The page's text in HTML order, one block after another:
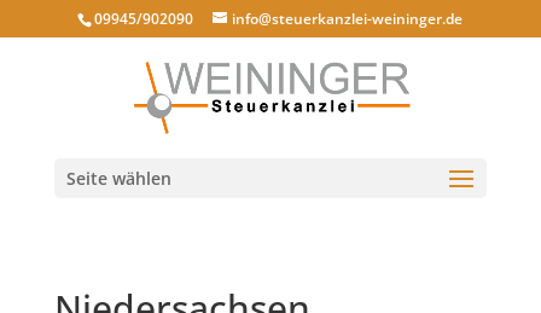
09945/902090 info@steuerkanzlei-weininger.de
Seite wählen